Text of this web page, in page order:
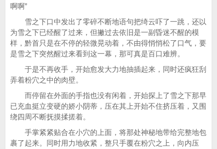
啊啊”
雪之下口中发出了零碎不断地语句把绮云吓了一跳，还以
为雪之下已经醒了过来，但撇过去依旧是一副昏迷不醒的模
样，黔首只是在不停的轻微晃动着，不由得悄悄松了口气，要
是雪之下突然醒过来看到这一幕，那可真是百口难辨。
于是不再收手，开始愈发大力地抽插起来，同时还疯狂刮
弄着粉穴之中的肉壁。
而停留在外面的手指也没有闲着，开始探上了雪之下那早
已充血挺立变硬的娇小阴蒂，压在其上开始不住挤压着，又围
绕四周不断抚摸揉搓着。
手掌紧紧贴合在小穴的上面，将那处神秘地带给完整地包
裹了起来。同时用力地收紧，整只手覆在粉穴之上，向内压